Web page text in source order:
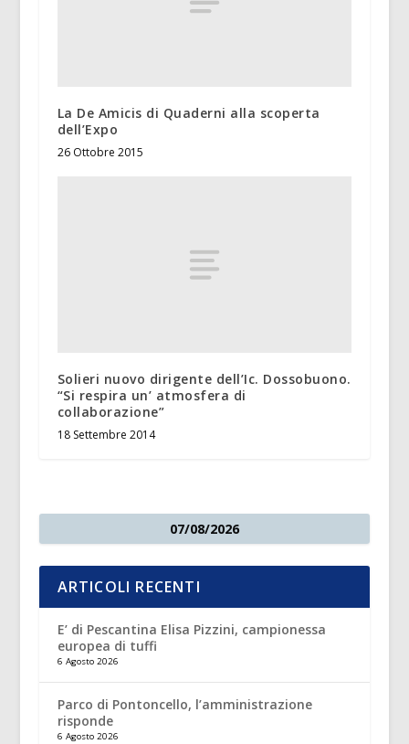
La De Amicis di Quaderni alla scoperta
dell’Expo
26 Ottobre 2015
Solieri nuovo dirigente dell’Ic. Dossobuono.
“Si respira un’ atmosfera di
collaborazione”
18 Settembre 2014
07/08/2026
ARTICOLI RECENTI
E’ di Pescantina Elisa Pizzini, campionessa
europea di tuffi
6 Agosto 2026
Parco di Pontoncello, l’amministrazione
risponde
6 Agosto 2026